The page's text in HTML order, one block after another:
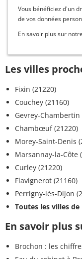
Vous bénéficiez d'un
de vos données
En savoir plus sur notre
Les villes
Fixin (21220)
Couchey (21160)
Gevrey-Chambertin
Chambœuf (21220)
Morey-Saint-Denis
Marsannay-la-Côte
Curley (21220)
Flavignerot (21160)
Perrigny-lès-Dijon
Toutes les villes
En savoir plus
Brochon : les